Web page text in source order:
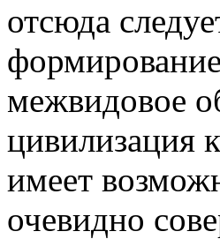
отсюда
межвидовое
цивилизация
имеет
очевидно